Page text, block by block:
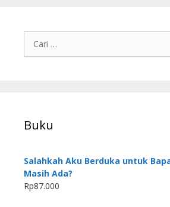
Buku
Salahkah Aku Berduka untuk
Masih Ada?
Rp87.000